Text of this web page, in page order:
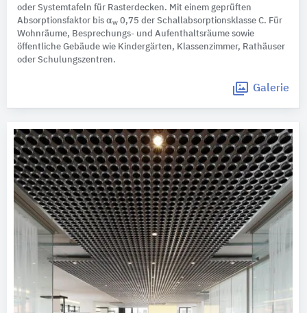
oder Systemtafeln für Rasterdecken. Mit einem geprüften
Absorptionsfaktor bis αw 0,75 der Schallabsorptionsklasse C. Für
Wohnräume, Besprechungs- und Aufenthaltsräume sowie
öffentliche Gebäude wie Kindergärten, Klassenzimmer, Rathäuser
oder Schulungszentren.
Galerie